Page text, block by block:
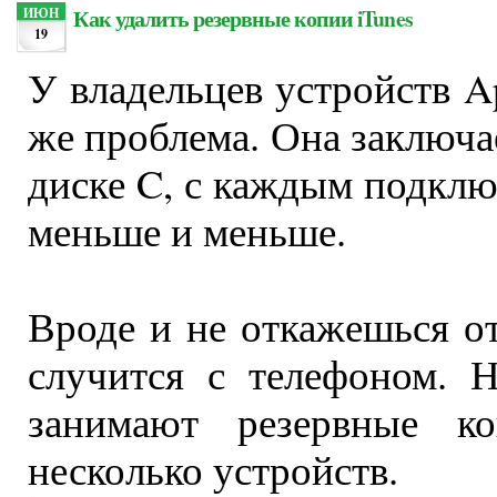
ИЮН
19
Как удалить резервные копии iTunes
У владельцев устройств
же проблема. Она
диске C, с каждым
меньше и меньше.
Вроде и не откажешься
случится с телефоном.
занимают резервные
несколько устройств.